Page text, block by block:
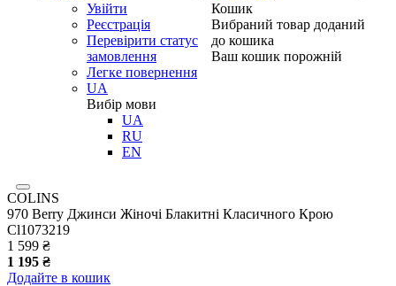
Увійти
Реєстрація
Перевірити статус
замовлення
Легке повернення
UA
Вибір мови
UA
RU
EN
Кошик
Вибраний товар доданий
до кошика
Ваш кошик порожній
COLINS
970 Berry Джинси Жіночі Блакитні Класичного Крою
Cl1073219
1 599 ₴
1 195 ₴
Додайте в кошик